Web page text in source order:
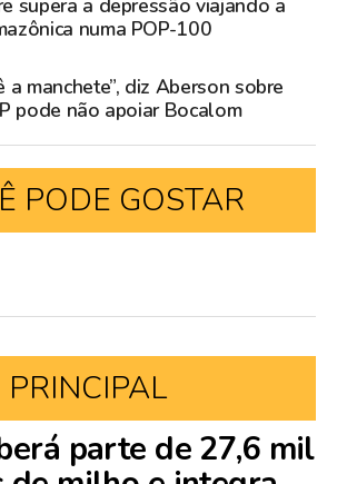
supera a depressão viajando a
numa POP-100
a manchete”, diz Aberson sobre
pode não apoiar Bocalom
PODE GOSTAR
PRINCIPAL
parte de 27,6 mil